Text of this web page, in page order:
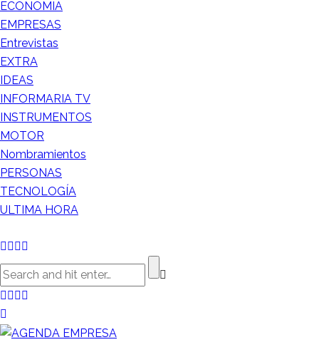
ECONOMIA
EMPRESAS
Entrevistas
EXTRA
IDEAS
INFORMARIA TV
INSTRUMENTOS
MOTOR
Nombramientos
PERSONAS
TECNOLOGÍA
ULTIMA HORA